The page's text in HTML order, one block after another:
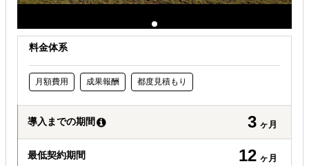
料金体系
月額費用 成果報酬 都度見積もり
導入までの期間 3 ヶ月
最低契約期間 12 ヶ月